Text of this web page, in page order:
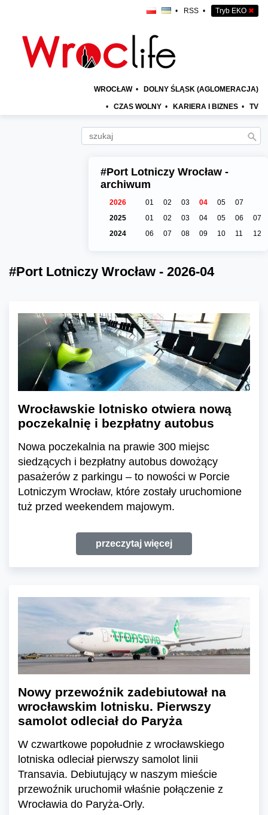
• RSS • Tryb EKO ✖
WROCŁAW • DOLNY ŚLĄSK (AGLOMERACJA)
• CZAS WOLNY • KARIERA I BIZNES • TV
#Port Lotniczy Wrocław -
archiwum
2026 01 02 03 04 05
07
2025
01 02 03 04 05 06
07
2024
06 07 08 09 10 11 12
#Port Lotniczy Wrocław - 2026-04
Wrocławskie lotnisko otwiera nową
poczekalnię i bezpłatny autobus
Nowa poczekalnia na prawie 300 miejsc
siedzących i bezpłatny autobus dowożący
pasażerów z parkingu – to nowości w Porcie
Lotniczym Wrocław, które zostały uruchomione
tuż przed weekendem majowym.
przeczytaj więcej
Nowy przewoźnik zadebiutował na
wrocławskim lotnisku. Pierwszy
samolot odleciał do Paryża
W czwartkowe popołudnie z wrocławskiego
lotniska odleciał pierwszy samolot linii
Transavia. Debiutujący w naszym mieście
przewoźnik uruchomił właśnie połączenie z
Wrocławia do Paryża-Orly.